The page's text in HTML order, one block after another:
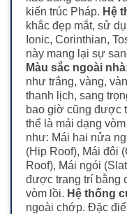
kiến trúc Pháp. Hệ
khắc đẹp mắt, sử
Ionic, Corinthian,
này mang lại sự
Màu sắc ngoài nhà
như trắng, vàng,
thanh lịch, sang
bao giờ cũng được
thể là mái dạng
như: Mái hai nửa
(Hip Roof), Mái đôi
Roof), Mái ngói
được trang trí bằng
vòm lồi. Hệ thống
ngoài chớp. Đặc